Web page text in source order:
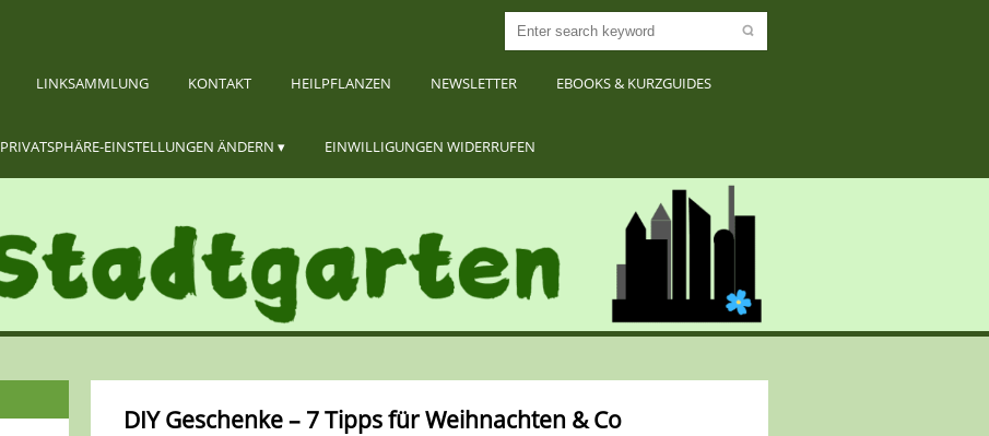
LINKSAMMLUNG KONTAKT HEILPFLANZEN NEWSLETTER EBOOKS & KURZGUIDES
PRIVATSPHÄRE-EINSTELLUNGEN ÄNDERN EINWILLIGUNGEN WIDERRUFEN
DIY Geschenke – 7 Tipps für Weihnachten & Co